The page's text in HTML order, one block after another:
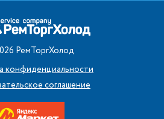
РемТоргХолод
конфиденциальности
соглашение